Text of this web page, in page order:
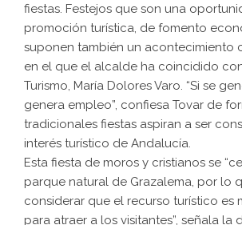
fiestas. Festejos que son una
promoción turística, de fomento
suponen también un acontecimiento
en el que el alcalde ha coincidido
Turismo, María Dolores Varo. “Si se
genera empleo”, confiesa Tovar de
tradicionales fiestas aspiran a ser
interés turístico de Andalucía.
Esta fiesta de moros y cristianos se
parque natural de Grazalema, por lo
considerar que el recurso turístico es
para atraer a los visitantes”, señala la